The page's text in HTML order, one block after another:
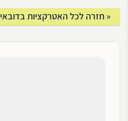
« חזרה לכל האטרקציות בדובאי